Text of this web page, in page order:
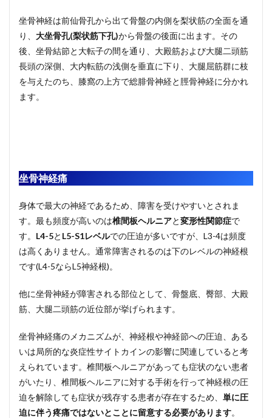
坐骨神経は前仙骨孔から出て骨盤の内側を梨状筋の全面を通
り、 大坐骨孔(梨状筋下孔)から骨盤の後面に出ます。その
後、坐骨結節と大転子の間を通り、大殿筋および大腿二頭筋
長頭の深側、大内転筋の浅側を垂直に下り、大腿屈筋群に枝
を与えたのち、膝窩の上方で総腓骨神経と脛骨神経に分かれ
ます。
坐骨神経痛
身体で最大の神経であるため、障害を受けやすいとされま
す。最も頻度が高いのは椎間板ヘルニアと変形性関節症で
す。 L4-5と L5-S1レベルでの圧迫が多いですが、L3-4は頻度
は高くありません。通常障害されるのは下のレベルの神経根
です(L4-5ならL5神経根)。
他に坐骨神経が障害される部位として、骨盤底、臀部、大殿
筋、大腿二頭筋の近位部が挙げられます。
坐骨神経痛のメカニズムが、神経根や神経節への圧迫、ある
いは局所的な炎症性サイトカインの影響に関連していると考
えられています。椎間板ヘルニアがあっても症状のない患者
がいたり、椎間板ヘルニアに対する手術を行って神経根の圧
迫を解除しても症状が残存する患者が存在するため、 単に圧
迫に伴う疼痛ではないとことに留意する必要があります。